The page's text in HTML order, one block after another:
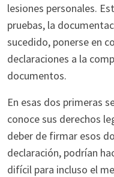
lesiones personales.
pruebas, la
sucedido, ponerse en
declaraciones a la
documentos.
En esas dos primeras
conoce sus derechos
deber de firmar esos
declaración, podrían
difícil para incluso el